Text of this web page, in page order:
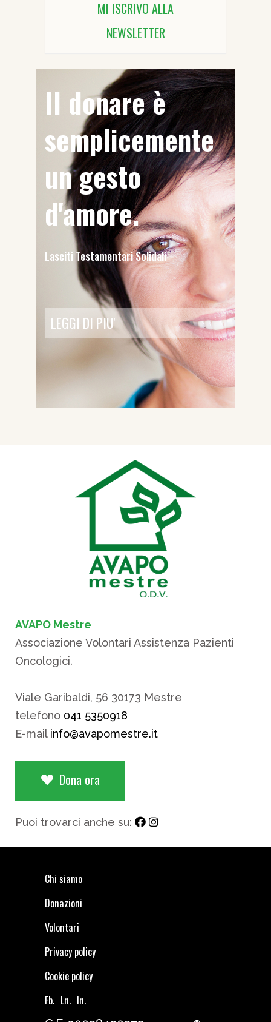
MI ISCRIVO ALLA
NEWSLETTER
Il donare è
semplicemente
un gesto
d'amore.
Lasciti Testamentari Solidali
LEGGI DI PIU'
AVAPO Mestre
Associazione Volontari Assistenza Pazienti
Oncologici.
Viale Garibaldi, 56 30173 Mestre
telefono 041 5350918
E-mail info@avapomestre.it
Dona ora
Puoi trovarci anche su:
Chi siamo
Donazioni
Volontari
Privacy policy
Cookie policy
Fb. Ln. In.